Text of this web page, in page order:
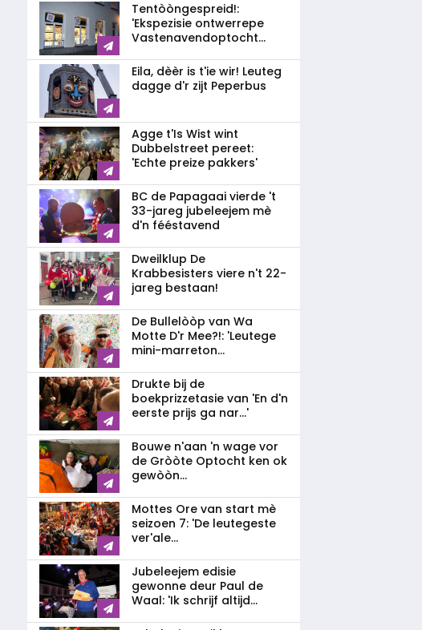
Tentòòngespreid!:
'Ekspezisie ontwerrepe
Vastenavendoptocht...
Eila, dèèr is t'ie wir! Leuteg
dagge d'r zijt Peperbus
Agge t'Is Wist wint
Dubbelstreet pereet:
'Echte preize pakkers'
BC de Papagaai vierde 't
33-jareg jubeleejem mè
d'n fééstavend
Dweilklup De
Krabbesisters viere n't 22-
jareg bestaan!
De Bullelòòp van Wa
Motte D'r Mee?!: 'Leutege
mini-marreton...
Drukte bij de
boekprizzetasie van 'En d'n
eerste prijs ga nar...'
Bouwe n'aan 'n wage vor
de Gròòte Optocht ken ok
gewòòn...
Mottes Ore van start mè
seizoen 7: 'De leutegeste
ver'ale...
Jubeleejem edisie
gewonne deur Paul de
Waal: 'Ik schrijf altijd...